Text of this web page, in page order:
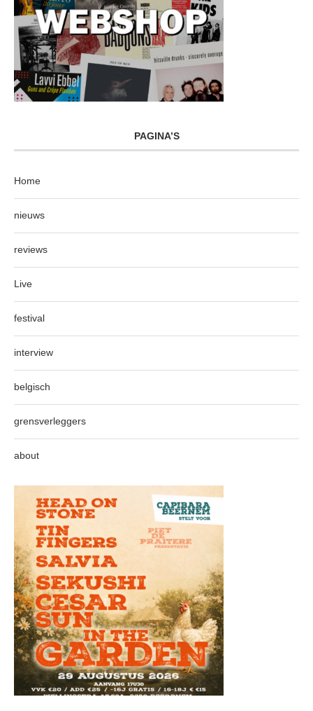
PAGINA’S
Home
nieuws
reviews
Live
festival
interview
belgisch
grensverleggers
about